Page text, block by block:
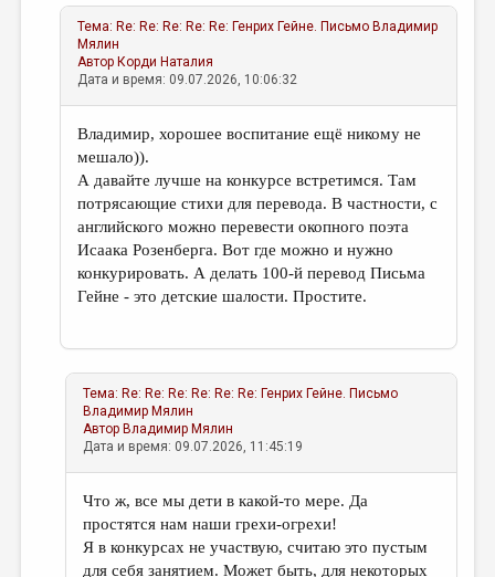
Тема:Re: Re: Re: Re: Re: Генрих Гейне. Письмо Владимир
Мялин
АвторКорди Наталия
Дата и время: 09.07.2026, 10:06:32
Владимир, хорошее воспитание ещё никому не
мешало)).
А давайте лучше на конкурсе встретимся. Там
потрясающие стихи для перевода. В частности, с
английского можно перевести окопного поэта
Исаака Розенберга. Вот где можно и нужно
конкурировать. А делать 100-й перевод Письма
Гейне - это детские шалости. Простите.
Тема:Re: Re: Re: Re: Re: Re: Генрих Гейне. Письмо
Владимир Мялин
АвторВладимир Мялин
Дата и время: 09.07.2026, 11:45:19
Что ж, все мы дети в какой-то мере. Да
простятся нам наши грехи-огрехи!
Я в конкурсах не участвую, считаю это пустым
для себя занятием. Может быть, для некоторых